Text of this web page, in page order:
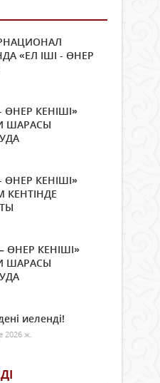
«ЕЛ ІШІ - ӨНЕР
ӨНЕР КЕНІШІ»
ШАРАСЫ
ӨНЕР КЕНІШІ»
КЕНТІНДЕ
ӨНЕР КЕНІШІ»
ШАРАСЫ
иеленді!
2026 ж.